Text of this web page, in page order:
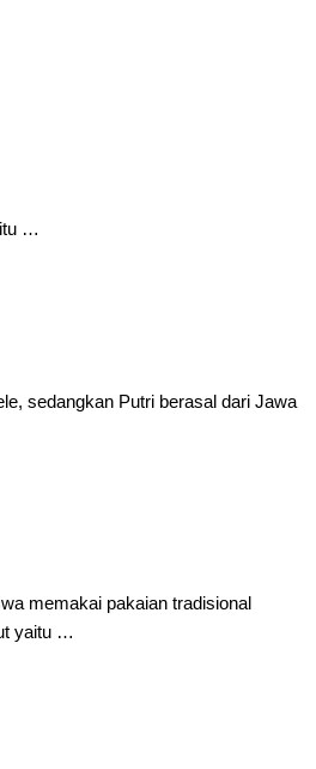
…
sedangkan Putri berasal dari Jawa
memakai pakaian tradisional
yaitu …